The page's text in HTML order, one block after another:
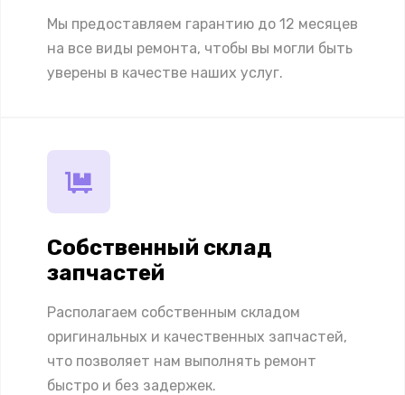
Мы предоставляем гарантию до 12 месяцев
на все виды ремонта, чтобы вы могли быть
уверены в качестве наших услуг.
Собственный склад
запчастей
Располагаем собственным складом
оригинальных и качественных запчастей,
что позволяет нам выполнять ремонт
быстро и без задержек.